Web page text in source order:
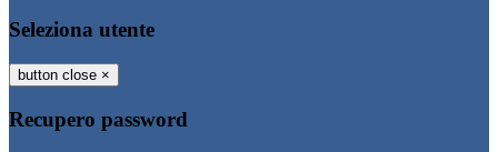
Seleziona utente
button close ×
Recupero password